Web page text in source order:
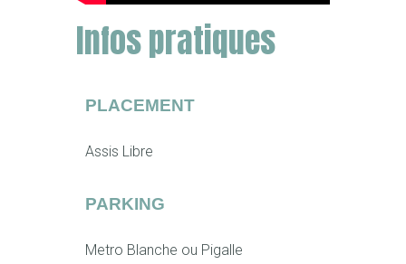
Infos pratiques
PLACEMENT
Assis Libre
PARKING
Metro Blanche ou Pigalle